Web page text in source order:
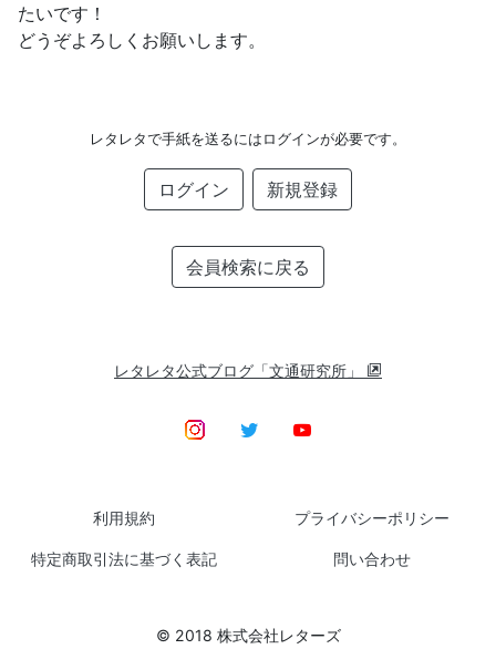
たいです！
どうぞよろしくお願いします。
レタレタで手紙を送るにはログインが必要です。
ログイン 新規登録
会員検索に戻る
レタレタ公式ブログ「文通研究所」
利用規約 プライバシーポリシー
特定商取引法に基づく表記 問い合わせ
© 2018 株式会社レターズ